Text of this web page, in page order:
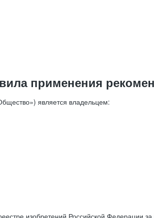
применения
является владельцем:
изобретений Российской